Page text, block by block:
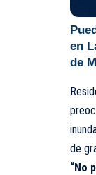
en
de
de
“No